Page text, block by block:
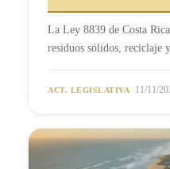
La Ley 8839 de Costa
residuos sólidos, reciclaje
ACT. LEGISLATIVA 11/11/